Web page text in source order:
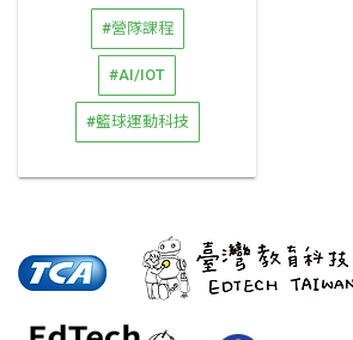
#營隊課程
#AI/IOT
#籃球運動科技